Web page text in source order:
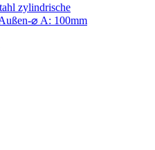
zylindrische
⌀ A: 100mm